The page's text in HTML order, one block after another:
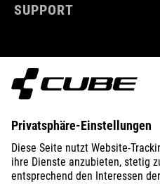
SUPPORT
ABOUT US